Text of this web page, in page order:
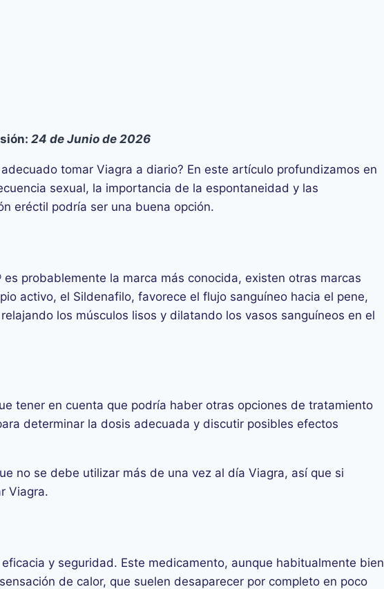
24 de Junio de 2026
tomar Viagra a diario? En este artículo profundizamos en
sexual, la importancia de la espontaneidad y las
eréctil podría ser una buena opción.
es probablemente la marca más conocida, existen otras marcas
activo, el Sildenafilo, favorece el flujo sanguíneo hacia el pene,
los músculos lisos y dilatando los vasos sanguíneos en el
tener en cuenta que podría haber otras opciones de tratamiento
determinar la dosis adecuada y discutir posibles efectos
no se debe utilizar más de una vez al día Viagra, así que si
Viagra.
y seguridad. Este medicamento, aunque habitualmente bien
de calor, que suelen desaparecer por completo en poco